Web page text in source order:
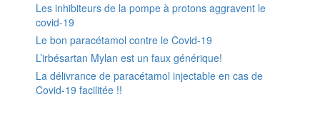
Les inhibiteurs de la pompe à protons aggravent le
covid-19
Le bon paracétamol contre le Covid-19
L’irbésartan Mylan est un faux générique!
La délivrance de paracétamol injectable en cas de
Covid-19 facilitée !!